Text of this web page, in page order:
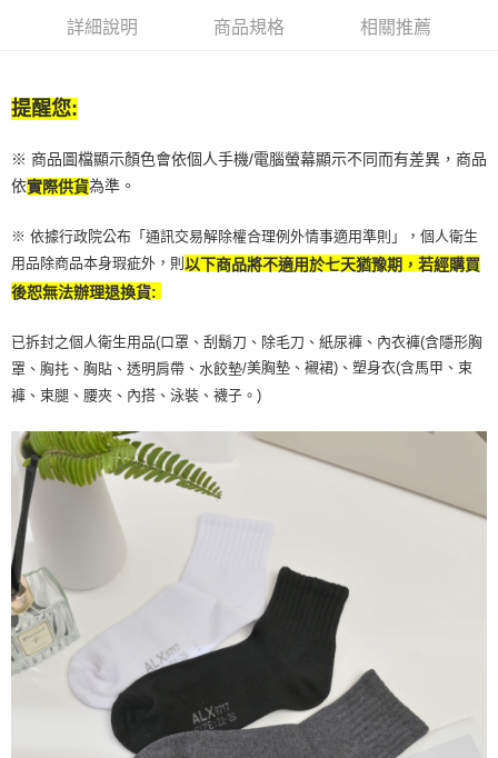
易，需依本服務之必要範圍內提供個人資料，並將交易相關給付款項請求債
權轉讓予恩沛科技股份有限公司。
３．未成年的使用者請事先徵得法定代理人或監護人之同意方可使用
「AFTEE先享後付」，若未經同意申辦者引起之損失，本公司不負相關責
４．使用「AFTEE先享後付」時，將依據個別帳號之用戶狀況，依本公司即
時審查核予不同之上限額度；若仍有額度不足之情形，本公司將視審查結果
請求用戶進行身份認證。
恩沛科技股份有限公司將有權停止該用戶之使用額度並採取法律行動。
付款後7-11取貨
宅配(本島)
付款後寶雅門市自取(由倉庫統一出貨)
詳細說明 商品規格 相關推薦
提醒您:
※ 商品圖檔顯示顏色會依個人手機/電腦螢幕顯示不同而有差異，商品
依實際供貨為準。
※ 依據行政院公布「通訊交易解除權合理例外情事適用準則」，個人衛生
用品除商品本身瑕疵外，則 以下商品將不適用於七天猶豫期，若經購買
後恕無法辦理退換貨:
已拆封之個人衛生用品(口罩、刮鬍刀、除毛刀、紙尿褲、內衣褲(含隱形胸
罩、胸扥、胸貼、透明肩帶、水餃墊/美胸墊、襯裙)、塑身衣(含馬甲、束
褲、束腿、腰夾、內搭、泳裝、襪子。)